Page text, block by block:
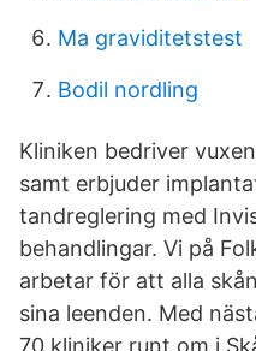
Ma graviditetstest
Bodil nordling
Kliniken bedriver
samt erbjuder
tandreglering med
behandlingar. Vi på
arbetar för att alla
sina leenden. Med
70 kliniker runt om i